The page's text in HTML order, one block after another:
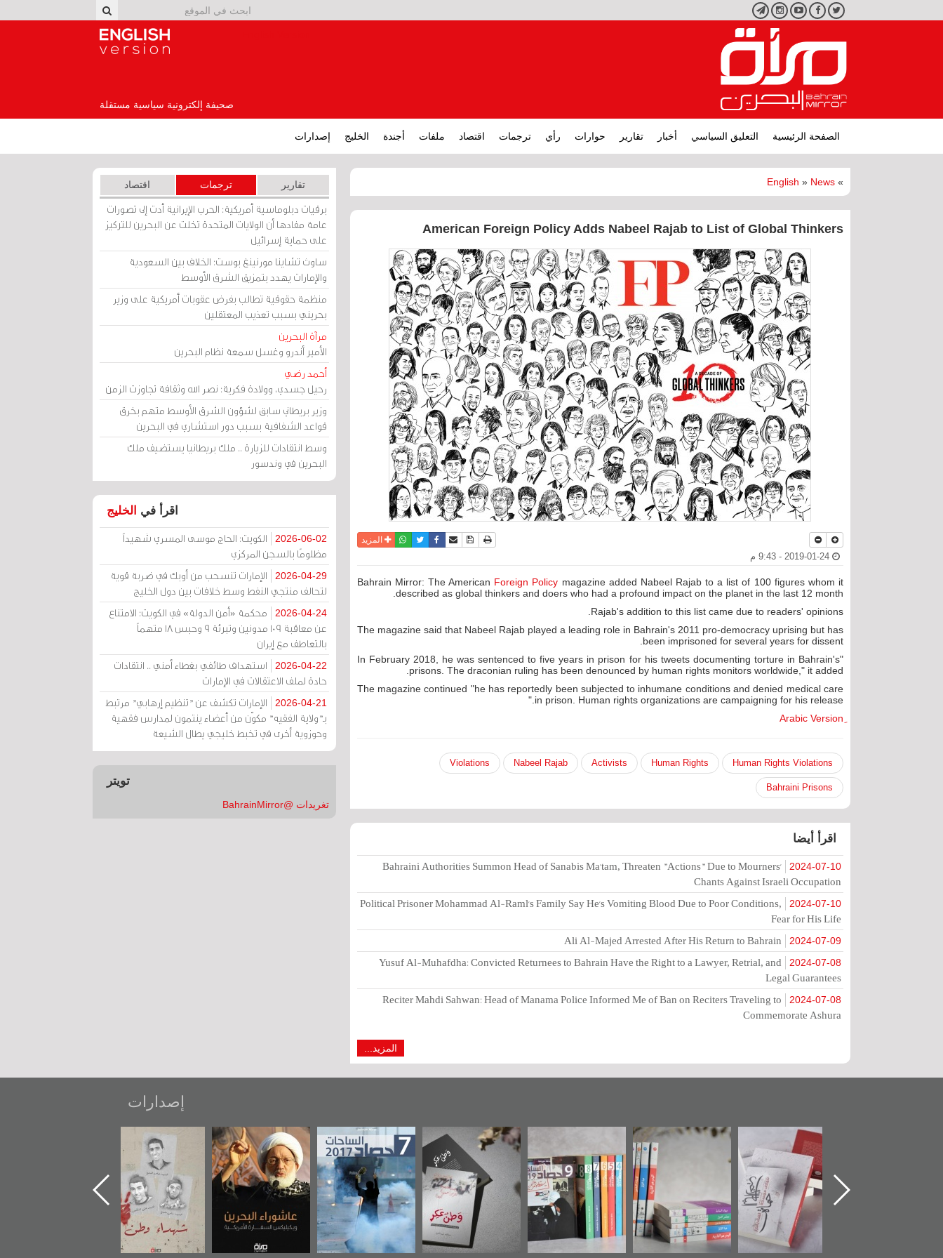
تويتر فيسبوكيوتيوبانستجرامتليجرام
صحيفة إلكترونية سياسية مستقلة
الصفحة الرئيسية التعليق السياسي أخبار تقارير حوارات رأي ترجمات اقتصاد ملفات أجندة الخليج إصدارات
»
English » News
American Foreign Policy Adds Nabeel Rajab to List of Global Thinkers
نسخة للطباعة
حفظ الموضوع
أرسل الى صديق
فيسبوكتويترواتسابالمزيد
Bahrain Mirror: The American Foreign Policy magazine added Nabeel Rajab to a list of 100 figures whom it
described as global thinkers and doers who had a profound impact on the planet in the last 12 month.
Rajab's addition to this list came due to readers' opinions.
The magazine said that Nabeel Rajab played a leading role in Bahrain's 2011 pro-democracy uprising but has
been imprisoned for several years for dissent.
"In February 2018, he was sentenced to five years in prison for his tweets documenting torture in Bahrain's
prisons. The draconian ruling has been denounced by human rights monitors worldwide," it added.
The magazine continued "he has reportedly been subjected to inhumane conditions and denied medical care
in prison. Human rights organizations are campaigning for his release."
Human Rights Violations
Human Rights
Activists
Nabeel Rajab
Violations
Bahraini Prisons
اقرأ أيضا
2024-07-10
Bahraini Authorities Summon Head of Sanabis Ma'tam, Threaten "Actions" Due to Mourners'
Chants Against Israeli Occupation
2024-07-10
Political Prisoner Mohammad Al-Raml's Family Say He's Vomiting Blood Due to Poor Conditions,
Fear for His Life
2024-07-09
Ali Al-Majed Arrested After His Return to Bahrain
2024-07-08
Yusuf Al-Muhafdha: Convicted Returnees to Bahrain Have the Right to a Lawyer, Retrial, and
Legal Guarantees
2024-07-08
Reciter Mahdi Sahwan: Head of Manama Police Informed Me of Ban on Reciters Traveling to
Commemorate Ashura
المزيد...
تقارير ترجمات اقتصاد
برقيات دبلوماسية أمريكية: الحرب الإيرانية أدت إلى تصورات
عامة مفادها أن الولايات المتحدة تخلت عن البحرين للتركيز
على حماية إسرائيل
ساوث تشاينا مورنينغ بوست: الخلاف بين السعودية
والإمارات يهدد بتمزيق الشرق الأوسط
منظمة حقوقية تطالب بفرض عقوبات أمريكية على وزير
بحريني بسبب تعذيب المعتقلين
مرآة البحرين
الأمير أندرو وغسل سمعة نظام البحرين
أحمد رضي
رحيل جسدي، وولادة فكرية: نصر الله وثقافة تجاوزت الزمن
وزير بريطاني سابق لشؤون الشرق الأوسط متهم بخرق
قواعد الشفافية بسبب دور استشاري في البحرين
وسط انتقادات للزيارة .. ملك بريطانيا يستضيف ملك
البحرين في وندسور
اقرأ في الخليج
2026-06-02
الكويت: الحاج موسى المسري شهيداً
مظلومًا بالسجن المركزي
2026-04-29
الإمارات تنسحب من أوبك في ضربة قوية
لتحالف منتجي النفط وسط خلافات بين دول الخليج
2026-04-24
محكمة «أمن الدولة» في الكويت: الامتناع
عن معاقبة 109 مدونين وتبرئة 9 وحبس 18 متهماً
بالتعاطف مع إيران
2026-04-22
استهداف طائفي بغطاء أمني .. انتقادات
حادة لملف الاعتقالات في الإمارات
2026-04-21
الإمارات تكشف عن "تنظيم إرهابي" مرتبط
بـ"ولاية الفقيه" مكوّن من أعضاء ينتمون لمدارس فقهية
وحوزوية أخرى في تخبط خليجي يطال الشيعة
تويتر
تغريدات @BahrainMirror
إصدارات
السهلاوي في ذكراه
"حماة الباب الأخير":
الإصدار الأول عن
اعتصام الدراز
وأحداث ساحة
الفداء لمركز أوال
للدراسات والتوثيق
تصنيف موضوعي
للوثائق البريطانية
يقدمه «مركز أوال»
في سلسلة من 5
كتب
تصدر حصاد
الساحات 2019
«وطن عكر» رواية
جديدة لمعتقل
عسكري تصدر عن
«مرآة البحرين»
حصاد 2017
عاشوراء البحرين...
ويكيليكس السفارة
الأمريكية
شهداء وطن